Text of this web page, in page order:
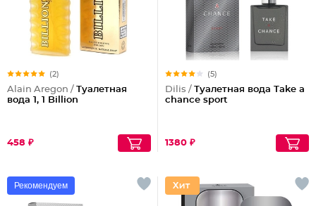
(2)
Alain Aregon / Туалетная
вода 1, 1 Billion
458 ₽
(5)
Dilis / Туалетная вода Take a
chance sport
1380 ₽
Рекомендуем